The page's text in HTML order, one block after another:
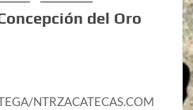
del Oro
NTRZACATECAS.COM